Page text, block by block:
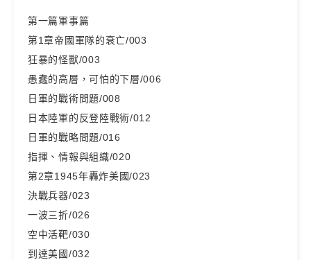
第一篇軍事篇
第1章帝國軍隊的衰亡/003
狂暴的怪獸/003
愚蠢的高層，可怕的下層/006
日軍的戰術問題/008
日本陸軍的反登陸戰術/012
日軍的戰略問題/016
指揮、情報與組織/020
第2章1945年轟炸美國/023
決戰兵器/023
一波三折/026
空中活靶/030
到達美國/032